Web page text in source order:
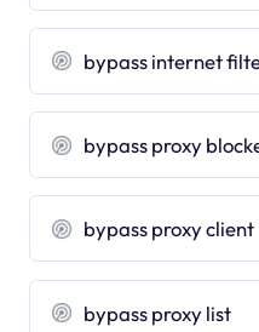
bypass internet
bypass proxy
bypass proxy client
bypass proxy list